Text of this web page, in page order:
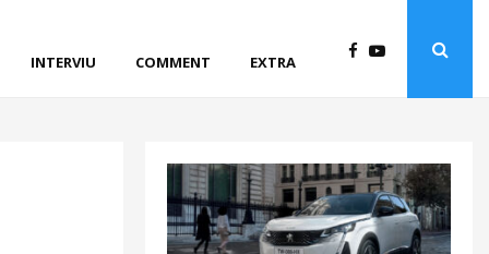
INTERVIU COMMENT EXTRA